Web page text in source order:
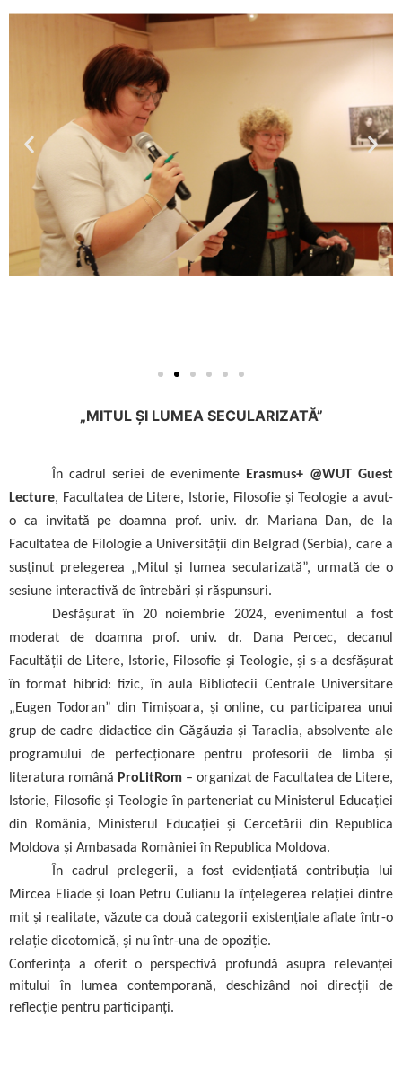
„MITUL ȘI LUMEA SECULARIZATĂ”
În cadrul seriei de evenimente Erasmus+ @WUT Guest
Lecture, Facultatea de Litere, Istorie, Filosofie și Teologie a avut-
o ca invitată pe doamna prof. univ. dr. Mariana Dan, de la
Facultatea de Filologie a Universității din Belgrad (Serbia), care a
susținut prelegerea „Mitul și lumea secularizată”, urmată de o
sesiune interactivă de întrebări și răspunsuri.
Desfășurat în 20 noiembrie 2024, evenimentul a fost
moderat de doamna prof. univ. dr. Dana Percec, decanul
Facultății de Litere, Istorie, Filosofie și Teologie, și s-a desfășurat
în format hibrid: fizic, în aula Bibliotecii Centrale Universitare
„Eugen Todoran” din Timișoara, și online, cu participarea unui
grup de cadre didactice din Găgăuzia și Taraclia, absolvente ale
programului de perfecționare pentru profesorii de limba și
literatura română ProLitRom – organizat de Facultatea de Litere,
Istorie, Filosofie și Teologie în parteneriat cu Ministerul Educației
din România, Ministerul Educației și Cercetării din Republica
Moldova și Ambasada României în Republica Moldova.
În cadrul prelegerii, a fost evidențiată contribuția lui
Mircea Eliade și Ioan Petru Culianu la înțelegerea relației dintre
mit și realitate, văzute ca două categorii existențiale aflate într-o
relație dicotomică, și nu într-una de opoziție.
Conferința a oferit o perspectivă profundă asupra relevanței
mitului în lumea contemporană, deschizând noi direcții de
reflecție pentru participanți.